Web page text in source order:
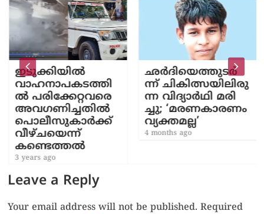
ഇടുക്കിയിൽ
വാഹനാപകടത്തി
ൽ പരിക്കേറ്റവരെ
അവഗണിച്ചതിൽ
പൊലീസുകാർക്ക്
വീഴ്ചയെന്ന്
കണ്ടെത്തൽ
3 years ago
ഛർ​ദി​യെ​ത്തു​ട​ർ​
ന്ന് ചി​കി​ത്സ​യി​ലി​രു​
ന്ന വി​ദ്യാ​ർ​ഥി മ​രി​
ച്ചു; ‘മ​ര​ണ​കാ​ര​ണം
വ്യ​ക്ത​മ​ല്ല’
4 months ago
Leave a Reply
Your email address will not be published. Required